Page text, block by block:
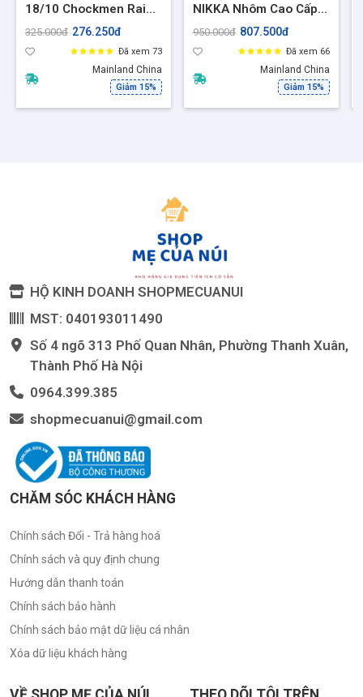
18/10 Chockmen Rain
Queen CKM402 – Bóng
Hoa Thẩm Mỹ
325.000đ 276.250đ
Đã xem 73
Mainland China
Giảm 15%
NIKKA Nhôm Cao Cấp
Có Khay Thoát Nước,
Gàng Tiết Kiệm Diện
tích
950.000đ 807.500đ
Đã xem 66
Mainland China
Giảm 15%
HỘ KINH DOANH SHOPMECUANUI
MST: 040193011490
Số 4 ngõ 313 Phố Quan Nhân, Phường Thanh Xuân,
Thành Phố Hà Nội
0964.399.385
shopmecuanui@gmail.com
CHĂM SÓC KHÁCH HÀNG
Chính sách Đổi - Trả hàng hoá
Chính sách và quy định chung
Hướng dẫn thanh toán
Chính sách bảo hành
Chính sách bảo mật dữ liệu cá nhân
Xóa dữ liệu khách hàng